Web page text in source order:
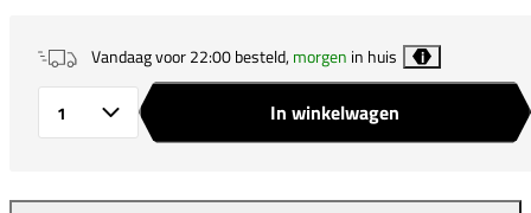
Vandaag voor 22:00 besteld,morgen in huis i
In winkelwagen